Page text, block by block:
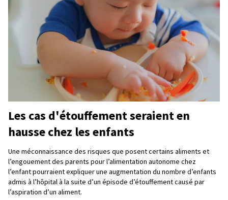
Les cas d'étouffement seraient en
hausse chez les enfants
Une méconnaissance des risques que posent certains aliments et
l’engouement des parents pour l’alimentation autonome chez
l’enfant pourraient expliquer une augmentation du nombre d’enfants
admis à l’hôpital à la suite d’un épisode d’étouffement causé par
l’aspiration d’un aliment.